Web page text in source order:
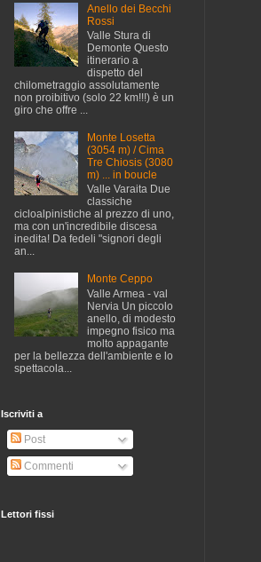
Anello dei Becchi
Rossi
Valle Stura di
Demonte Questo
itinerario a
dispetto del
chilometraggio assolutamente
non proibitivo (solo 22 km!!!) è un
giro che offre ...
Monte Losetta
(3054 m) / Cima
Tre Chiosis (3080
m) ... in boucle
Valle Varaita Due
classiche
cicloalpinistiche al prezzo di uno,
ma con un'incredibile discesa
inedita! Da fedeli "signori degli
an...
Monte Ceppo
Valle Armea - val
Nervia Un piccolo
anello, di modesto
impegno fisico ma
molto appagante
per la bellezza dell'ambiente e lo
spettacola...
Iscriviti a
Post
Commenti
Lettori fissi